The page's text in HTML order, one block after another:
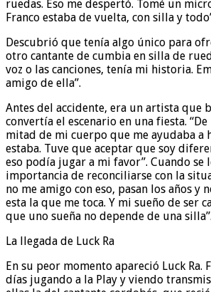
ruedas. Eso me despertó. Tomé un
Franco estaba de vuelta, con silla y
Descubrió que tenía algo único para
otro cantante de cumbia en silla de
voz o las canciones, tenía mi historia.
amigo de ella”.
Antes del accidente, era un artista que
convertía el escenario en una fiesta.
mitad de mi cuerpo que me ayudaba a
estaba. Tuve que aceptar que soy
eso podía jugar a mi favor”. Cuando se
importancia de reconciliarse con la
no me amigo con eso, pasan los años y
esta la que me toca. Y mi sueño de ser
que uno sueña no depende de una silla”.
La llegada de Luck Ra
En su peor momento apareció Luck Ra.
días jugando a la Play y viendo